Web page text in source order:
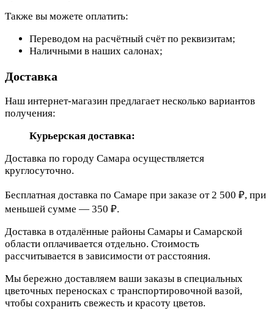
Также вы можете оплатить:
Переводом на расчётный счёт по реквизитам;
Наличными в наших салонах;
Доставка
Наш интернет-магазин предлагает несколько вариантов
получения:
Курьерская доставка:
Доставка по городу Самара осуществляется
круглосуточно.
Бесплатная доставка по Самаре при заказе от 2 500 ₽, при
меньшей сумме — 350 ₽.
Доставка в отдалённые районы Самары и Самарской
области оплачивается отдельно. Стоимость
рассчитывается в зависимости от расстояния.
Мы бережно доставляем ваши заказы в специальных
цветочных переносках с транспортировочной вазой,
чтобы сохранить свежесть и красоту цветов.